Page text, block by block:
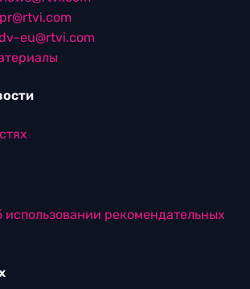
pr@rtvi.com
eu@rtvi.com
использовании рекомендательных